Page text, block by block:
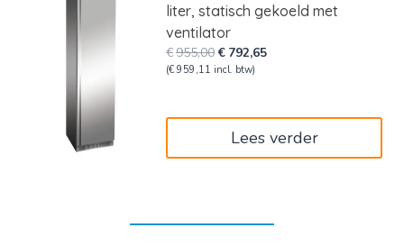
liter, statisch gekoeld met
ventilator
€955,00Oorspronkelijke
prijs
€ 792,65Huidige
(€ 959,11 incl. btw)
Lees verder